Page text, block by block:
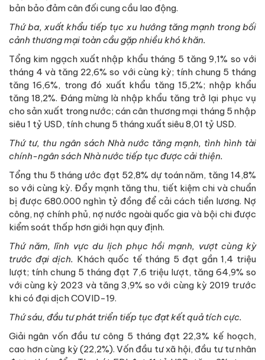
bản bảo đảm cân đối cung cầu lao động.
Thứ ba, xuất khẩu tiếp tục xu hướng tăng mạnh trong bối
cảnh thương mại toàn cầu gặp nhiều khó khăn.
Tổng kim ngạch xuất nhập khẩu tháng 5 tăng 9,1% so với
tháng 4 và tăng 22,6% so với cùng kỳ; tính chung 5 tháng
tăng 16,6%, trong đó xuất khẩu tăng 15,2%; nhập khẩu
tăng 18,2%. Đáng mừng là nhập khẩu tăng trở lại phục vụ
cho sản xuất trong nước; cán cân thương mại tháng 5 nhập
siêu 1 tỷ USD, tính chung 5 tháng xuất siêu 8,01 tỷ USD.
Thứ tư, thu ngân sách Nhà nước tăng mạnh, tình hình tài
chính-ngân sách Nhà nước tiếp tục được cải thiện.
Tổng thu 5 tháng ước đạt 52,8% dự toán năm, tăng 14,8%
so với cùng kỳ. Đẩy mạnh tăng thu, tiết kiệm chi và chuẩn
bị được 680.000 nghìn tỷ đồng để cải cách tiền lương. Nợ
công, nợ chính phủ, nợ nước ngoài quốc gia và bội chi được
kiểm soát thấp hơn giới hạn quy định.
Thứ năm, lĩnh vực du lịch phục hồi mạnh, vượt cùng kỳ
trước đại dịch. Khách quốc tế tháng 5 đạt gần 1,4 triệu
lượt; tính chung 5 tháng đạt 7,6 triệu lượt, tăng 64,9% so
với cùng kỳ 2023 và tăng 3,9% so với cùng kỳ 2019 trước
khi có đại dịch COVID-19.
Thứ sáu, đầu tư phát triển tiếp tục đạt kết quả tích cực.
Giải ngân vốn đầu tư công 5 tháng đạt 22,3% kế hoạch,
cao hơn cùng kỳ (22,2%). Vốn đầu tư xã hội, đầu tư tư nhân